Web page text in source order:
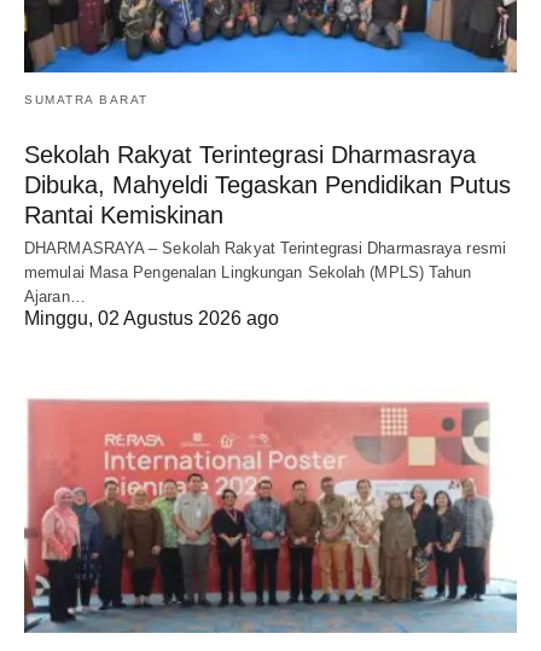
SUMATRA BARAT
Sekolah Rakyat Terintegrasi Dharmasraya
Dibuka, Mahyeldi Tegaskan Pendidikan Putus
Rantai Kemiskinan
DHARMASRAYA – Sekolah Rakyat Terintegrasi Dharmasraya resmi
memulai Masa Pengenalan Lingkungan Sekolah (MPLS) Tahun
Ajaran…
Minggu, 02 Agustus 2026 ago